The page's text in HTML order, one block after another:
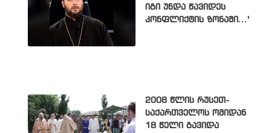
იგი უნდა წავიდეს
კონფლიქტის ზონაში...'
2008 წლის რუსეთ-
საქართველოს ომიდან
18 წელი გავიდა